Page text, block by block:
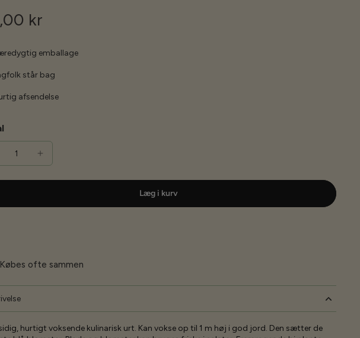
kr
emballage
står bag
afsendelse
Læg i kurv
Købes ofte sammen
hurtigt voksende kulinarisk urt. Kan vokse op til 1 m høj i god jord. Den sætter de